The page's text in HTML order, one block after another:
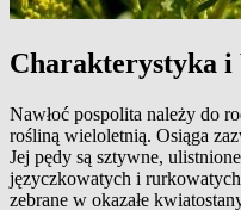
Charakterystyka i
Nawłoć pospolita należy do
rośliną wieloletnią. Osiąga
Jej pędy są sztywne,
języczkowatych i
zebrane w okazałe